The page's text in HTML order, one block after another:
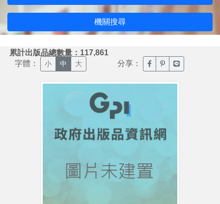
機關搜尋
累計出版品總數量：117,861
字體： 小 中 大 分享： 臉書分享(另開新視窗)
噗浪分享(另開新
Line分享(另